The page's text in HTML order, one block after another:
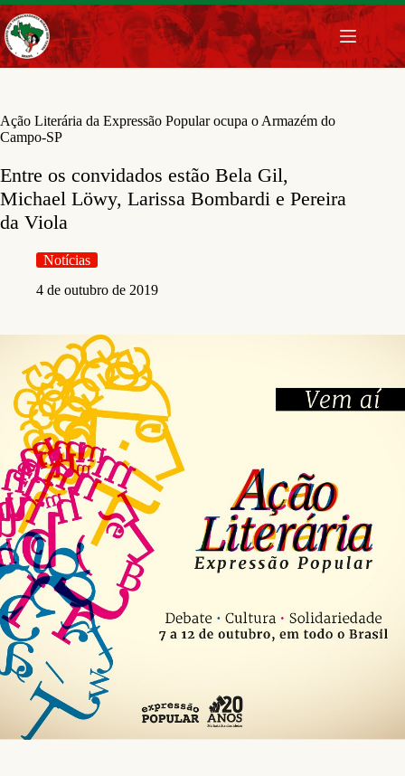
Pular
para
o
conteúdo
Ação Literária da Expressão Popular ocupa o Armazém do
Campo-SP
Entre os convidados estão Bela Gil,
Michael Löwy, Larissa Bombardi e Pereira
da Viola
Notícias
4 de outubro de 2019